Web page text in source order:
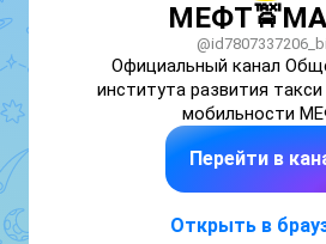
Официальный канал
института развития
мобильности
Перейти в
Открыть в